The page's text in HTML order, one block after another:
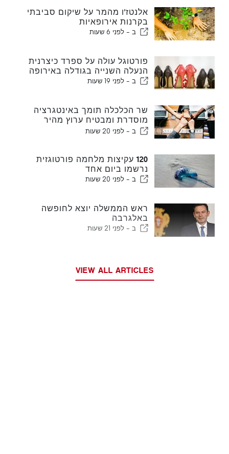
אלנטז'ו מהמר על שיקום סביבתי
בקרנות אירופאיות
ב - לפני 6 שעות
פורטוגל עולה על ספרד כיצרנית
הנעלה השנייה בגודלה באירופה
ב - לפני 19 שעות
שר הכלכלה תומך באינטגרציה
מוסדרת ומבטיח ערוץ מהיר
לעולים
ב - לפני 20 שעות
120 עקיצות מלחמה פורטוגזית
נרשמו ביום אחד
ב - לפני 20 שעות
ראש הממשלה יוצא לחופשה
באלגרבה
ב - לפני 21 שעות
VIEW ALL ARTICLES